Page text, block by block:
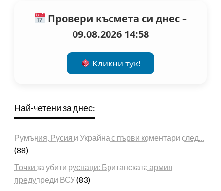
Провери късмета си днес –
09.08.2026 14:58
Кликни тук!
Най-четени за днес:
Румъния, Русия и Украйна с първи коментари след…
(88)
Точки за убити руснаци: Британската армия
предупреди ВСУ(83)